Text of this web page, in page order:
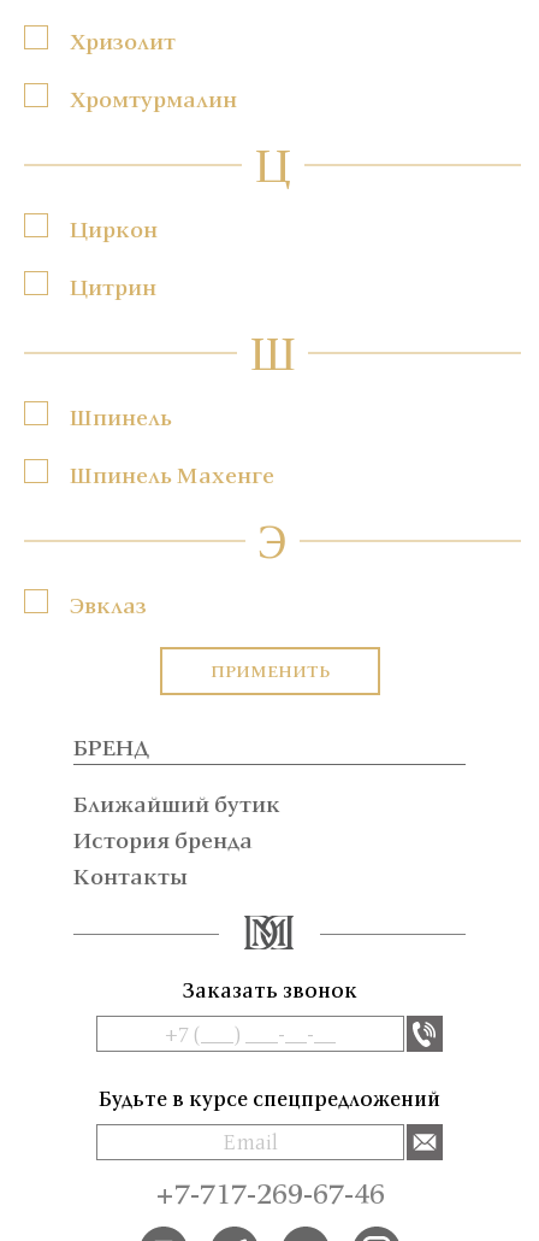
Хризолит
Хромтурмалин
Ц
Циркон
Цитрин
Ш
Шпинель
Шпинель Махенге
Э
Эвклаз
ПРИМЕНИТЬ
БРЕНД
Ближайший бутик
История бренда
Контакты
Заказать звонок
Будьте в курсе спецпредложений
+7-717-269-67-46